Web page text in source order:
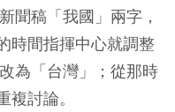
聞稿「我國」兩字 ，
時間指揮中心就調整
為「台灣」；從那時
討論。